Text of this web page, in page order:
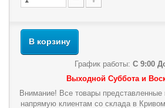
В корзину
График работы: С 9:00
Выходной Суббота и
Внимание! Все товары представленные
напрямую клиентам со склада в